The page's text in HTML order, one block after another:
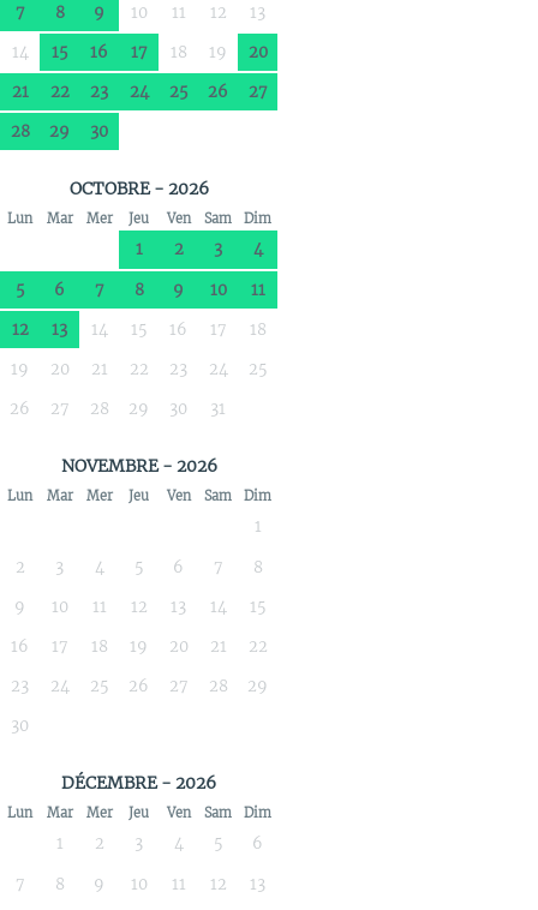
7
8 9 10 11 12
13
14
15 16 17 18 19
20
21
22 23 24 25 26
27
28
29 30
OCTOBRE - 2026
Lun Mar Mer Jeu Ven Sam Dim
1 2 3
4
5
6 7 8 9 10
11
12
13 14 15 16 17
18
19
20 21 22 23 24
25
26
27 28 29 30 31
NOVEMBRE - 2026
Lun Mar Mer Jeu Ven Sam Dim
1
2
3 4 5 6 7
8
9
10 11 12 13 14
15
16
17 18 19 20 21
22
23
24 25 26 27 28
29
30
DÉCEMBRE - 2026
Lun Mar Mer Jeu Ven Sam Dim
1 2 3 4 5
6
7
8 9 10 11 12 13